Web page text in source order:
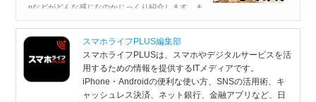
nなどがどんな感じなのかじっくり紹介します。ま
た、Switch 1からSwitch 2へのデータ移行をどうす
ればいいのか、実際に私のSwitch...
スマホライフPLUS編集部
スマホライフPLUSは、スマホやデジタルサービスを活
用するための情報を提供するITメディアです。
iPhone・Androidの便利な使い方、SNSの活用術、キ
ャッシュレス決済、ネット銀行、金融アプリなど、日